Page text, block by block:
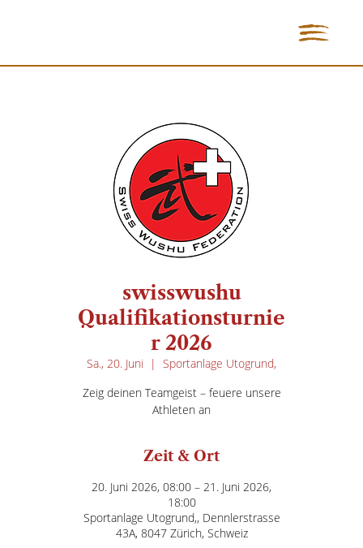
swisswushu
Qualifikationsturnie
r 2026
Sa., 20. Juni
  |
Sportanlage Utogrund,
Zeig deinen Teamgeist – feuere unsere
Athleten an
Zeit & Ort
20. Juni 2026, 08:00 – 21. Juni 2026,
18:00
Sportanlage Utogrund,, Dennlerstrasse
43A, 8047 Zürich, Schweiz